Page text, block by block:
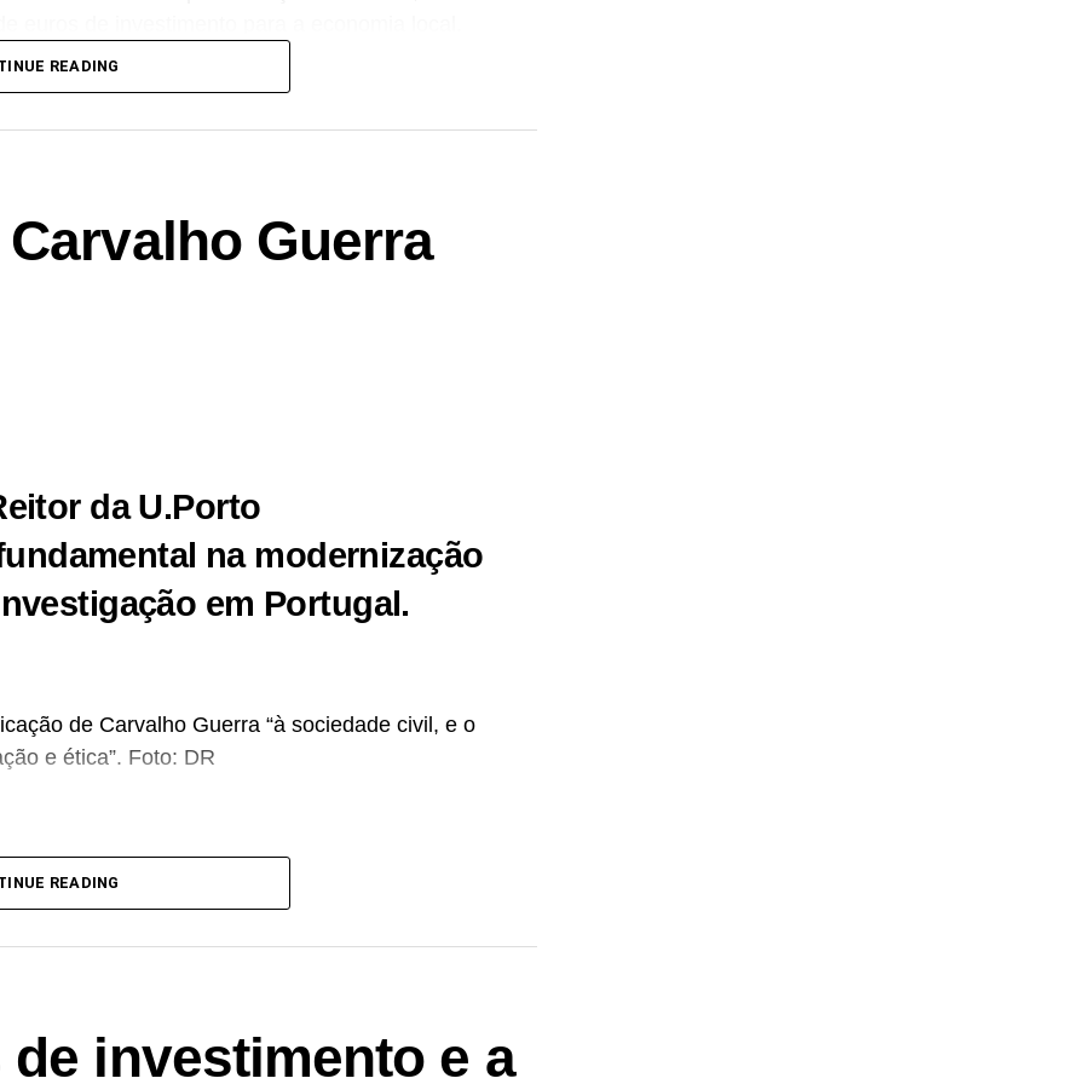
READING
Guerra
da U.Porto
na modernização
em Portugal.
de Carvalho Guerra “à sociedade civil, e o
e ética”. Foto: DR
Jubilado da Faculdade de Farmácia
do Porto,faleceu, esta quinta-feira, aos 94
Guerra
no qual se afirmou como umdos grandes
READING
investimento e a